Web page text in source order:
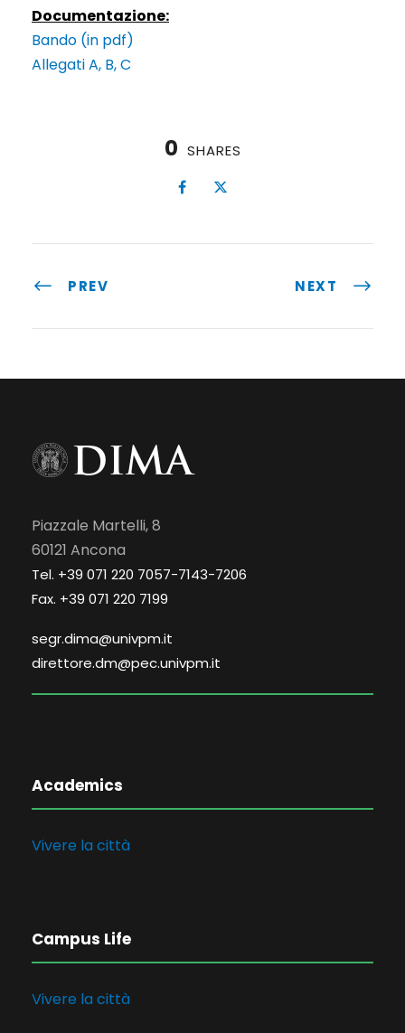
Documentazione:
Bando (in pdf)
Allegati A, B, C
0 SHARES
PREV NEXT
Piazzale Martelli, 8
60121 Ancona
Tel. +39 071 220 7057-7143-7206
Fax. +39 071 220 7199
segr.dima@univpm.it
direttore.dm@pec.univpm.it
Academics
Vivere la città
Campus Life
Vivere la città